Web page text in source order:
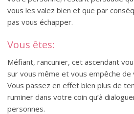
vous les valez bien et que par
pas vous échapper.
Vous êtes:
Méfiant, rancunier, cet ascendant
sur vous même et vous empêche de
Vous passez en effet bien plus de
ruminer dans votre coin qu’à
personnes.